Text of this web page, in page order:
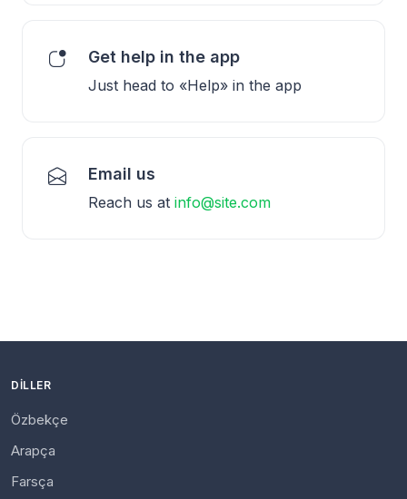
Get help in the app
Just head to «Help» in the app
Email us
Reach us at info@site.com
DILLER
Özbekçe
Arapça
Farsça